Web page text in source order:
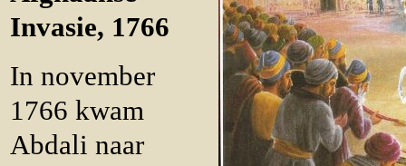
Invasie, 1766
In november
1766 kwam
Abdali naar